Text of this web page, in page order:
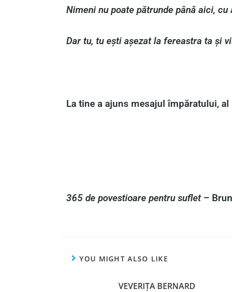
Nimeni nu poate pătrunde până aici,
Dar tu, tu ești așezat la fereastra ta și
La tine a ajuns mesajul împăratului,
365 de povestioare pentru suflet–
YOU MIGHT ALSO LIKE
VEVERIȚA BERNARD